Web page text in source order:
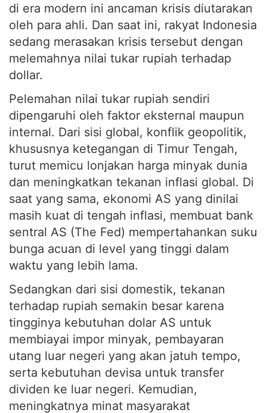
di era modern ini ancaman krisis diutarakan
oleh para ahli. Dan saat ini, rakyat Indonesia
sedang merasakan krisis tersebut dengan
melemahnya nilai tukar rupiah terhadap
dollar.
Pelemahan nilai tukar rupiah sendiri
dipengaruhi oleh faktor eksternal maupun
internal. Dari sisi global, konflik geopolitik,
khususnya ketegangan di Timur Tengah,
turut memicu lonjakan harga minyak dunia
dan meningkatkan tekanan inflasi global. Di
saat yang sama, ekonomi AS yang dinilai
masih kuat di tengah inflasi, membuat bank
sentral AS (The Fed) mempertahankan suku
bunga acuan di level yang tinggi dalam
waktu yang lebih lama.
Sedangkan dari sisi domestik, tekanan
terhadap rupiah semakin besar karena
tingginya kebutuhan dolar AS untuk
membiayai impor minyak, pembayaran
utang luar negeri yang akan jatuh tempo,
serta kebutuhan devisa untuk transfer
dividen ke luar negeri. Kemudian,
meningkatnya minat masyarakat